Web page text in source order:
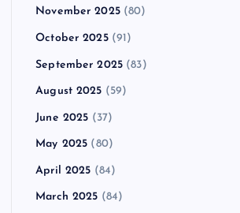
November 2025(80)
October 2025(91)
September 2025 (83)
August 2025 (59)
June 2025 (37)
May 2025 (80)
April 2025 (84)
March 2025 (84)